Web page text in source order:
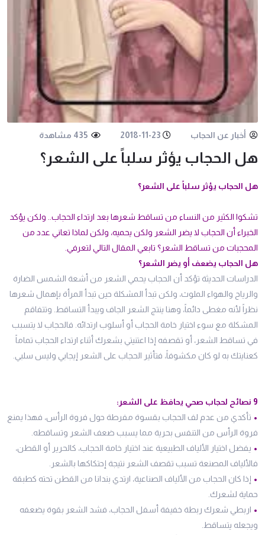
أخبار عن الحجاب 2018-11-23
هل الحجاب يؤثر سلباً على الشعر؟
هل الحجاب يؤثر سلباً على الشعر؟
تشكوا الكثير من النساء من تساقط شعرها بعد ارتداء الحجاب.. ولكن يؤكد
الخبراء أن الحجاب لا يضر الشعر ولكن يحميه، ولكن لماذا تعاني عدد من
المحجبات من تساقط الشعر؟ تابعي المقال التالي لتعرفي.
هل الحجاب يضعف أو يضر الشعر؟
الدراسات الحديثة تؤكد أن الحجاب يحمي الشعر من أشعة الشمس الضارة
والرياح والهواء الملوث، ولكن تبدأ المشكلة حين تبدأ المرأة بإهمال شعرها
نظراً لأنه مغطى دائماً، وهنا ينتج الشعر الجاف ويبدأ التساقط. وتتفاقم
المشكلة مع سوء اختيار خامة الحجاب أو أسلوب ارتدائه. فالحجاب لا يتسبب
في تساقط الشعر، أو تقصفه إذا اعتنيتي بشعرك أثناء ارتداء الحجاب تماماً
كعنايتك به لو كان مكشوفاً، فتأثير الحجاب على الشعر إيجابي وليس سلبي.
9 نصائح لحجاب صحي يحافظ على الشعر:
• تأكدي من عدم لف الحجاب بقسوة مفرطة حول فروة الرأس، فهذا يمنع
فروة الرأس من التنفس بحرية مما يسبب ضعف الشعر وتساقطه.
• يفضل اختيار الألياف الطبيعية عند اختيار خامة الحجاب، كالحرير أو القطن،
فالألياف المصنعة تسبب تقصف الشعر نتيجة إحتكاكها بالشعر.
• إذا كان الحجاب من الألياف الصناعية، ارتدي بندانا من القطن تحته كطبقة
حماية لشعرك.
• اربطي شعرك ربطة خفيفة أسفل الحجاب، فشد الشعر بقوة يضعفه
ويجعله يتساقط.